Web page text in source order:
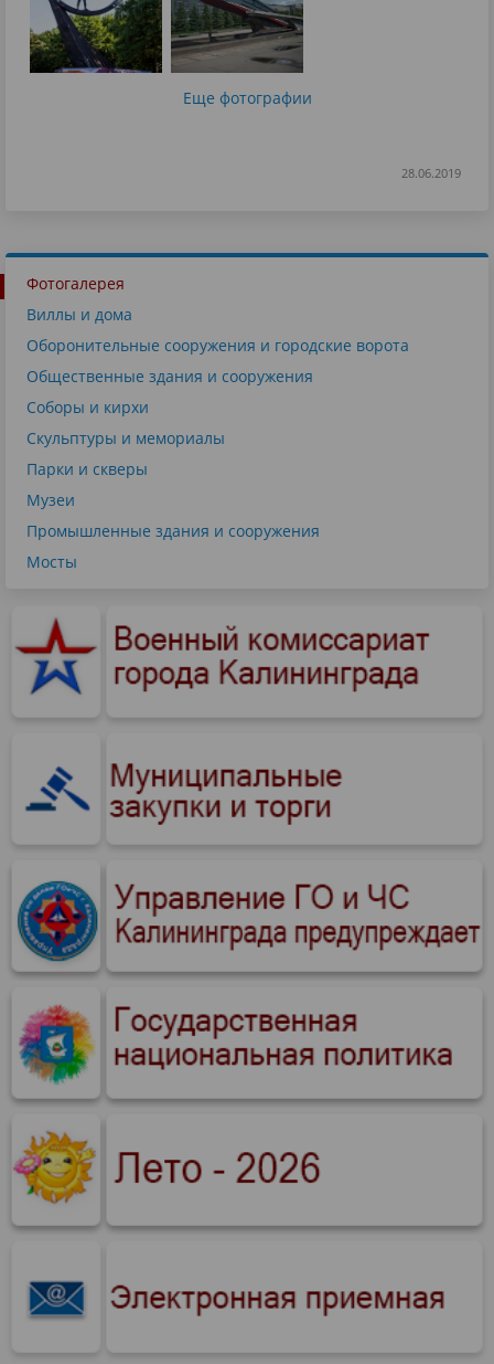
Еще фотографии
28.06.2019
Фотогалерея
Виллы и дома
Оборонительные сооружения и городские ворота
Общественные здания и сооружения
Соборы и кирхи
Скульптуры и мемориалы
Парки и скверы
Музеи
Промышленные здания и сооружения
Мосты